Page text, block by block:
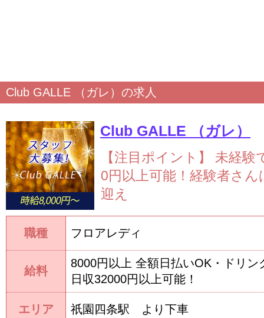
Club GALLE （ガレ）の求人
Club GALLE （ガレ）
職種 フロアレディ
給料
8000円以上 全額日払いOK・ドリ
日収32000円以上可能！
エリア 祇園四条駅 より下車
【注目ポイント】
未経験
0円以上可能！経験者さ
迎え